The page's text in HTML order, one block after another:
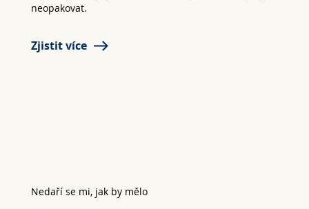
neopakovat.
Zjistit více
Nedaří se mi, jak by mělo